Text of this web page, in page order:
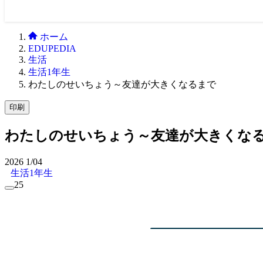
ホーム
EDUPEDIA
生活
生活1年生
わたしのせいちょう～友達が大きくなるまで
印刷
わたしのせいちょう～友達が大きくな
2026 1/04
生活1年生
25